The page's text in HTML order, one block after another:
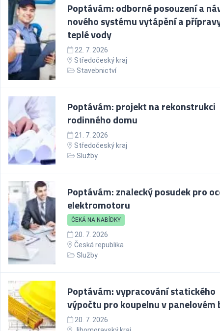
Poptávám: odborné posouzení a
nového systému vytápění a
teplé vody
22. 7. 2026
Středočeský kraj
Stavebnictví
Poptávám: projekt na rekonstrukci
rodinného domu
21. 7. 2026
Středočeský kraj
Služby
Poptávám: znalecký posudek pro
elektromotoru
ČEKÁ NA NABÍDKY
20. 7. 2026
Česká republika
Služby
Poptávám: vypracování statického
výpočtu pro koupelnu v panelovém
20. 7. 2026